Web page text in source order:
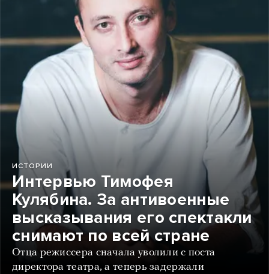
ИСТОРИИ
Интервью Тимофея
Кулябина. За антивоенные
высказывания его спектакли
снимают по всей стране
Отца режиссера сначала уволили с поста
директора театра, а теперь задержали